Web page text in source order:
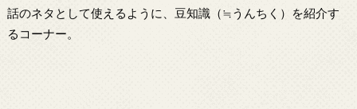
話のネタとして使えるように、豆知識（≒うんちく）を紹介す
るコーナー。